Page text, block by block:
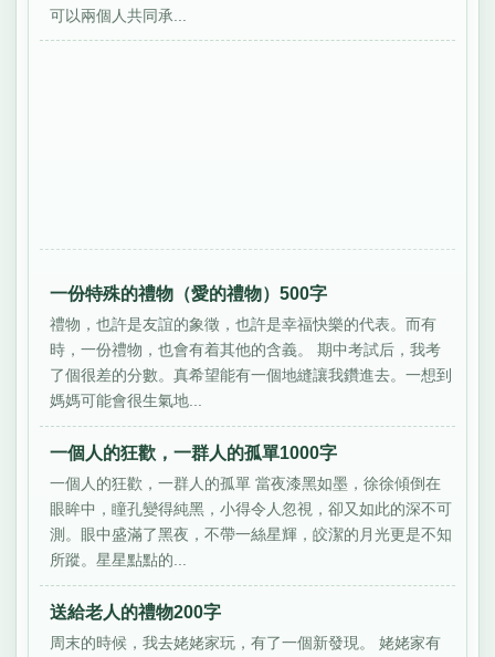
可以兩個人共同承...
一份特殊的禮物（愛的禮物）500字
禮物，也許是友誼的象徵，也許是幸福快樂的代表。而有
時，一份禮物，也會有着其他的含義。 期中考試后，我考
了個很差的分數。真希望能有一個地縫讓我鑽進去。一想到
媽媽可能會很生氣地...
一個人的狂歡，一群人的孤單1000字
一個人的狂歡，一群人的孤單 當夜漆黑如墨，徐徐傾倒在
眼眸中，瞳孔變得純黑，小得令人忽視，卻又如此的深不可
測。眼中盛滿了黑夜，不帶一絲星輝，皎潔的月光更是不知
所蹤。星星點點的...
送給老人的禮物200字
周末的時候，我去姥姥家玩，有了一個新發現。 姥姥家有